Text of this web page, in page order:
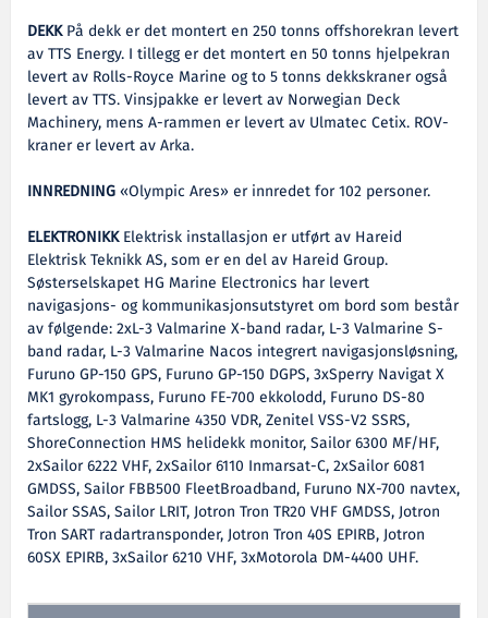
DEKKPå dekk er det montert en 250 tonns offshorekran levert
av TTS Energy. I tillegg er det montert en 50 tonns hjelpekran
levert av Rolls-Royce Marine og to 5 tonns dekkskraner også
levert av TTS. Vinsjpakke er levert av Norwegian Deck
Machinery, mens A-rammen er levert av Ulmatec Cetix. ROV-
kraner er levert av Arka.
INNREDNING«Olympic Ares» er innredet for 102 personer.
ELEKTRONIKKElektrisk installasjon er utført av Hareid
Elektrisk Teknikk AS, som er en del av Hareid Group.
Søsterselskapet HG Marine Electronics har levert
navigasjons- og kommunikasjonsutstyret om bord som består
av følgende: 2xL-3 Valmarine X-band radar, L-3 Valmarine S-
band radar, L-3 Valmarine Nacos integrert navigasjonsløsning,
Furuno GP-150 GPS, Furuno GP-150 DGPS, 3xSperry Navigat X
MK1 gyrokompass, Furuno FE-700 ekkolodd, Furuno DS-80
fartslogg, L-3 Valmarine 4350 VDR, Zenitel VSS-V2 SSRS,
ShoreConnection HMS helidekk monitor, Sailor 6300 MF/HF,
2xSailor 6222 VHF, 2xSailor 6110 Inmarsat-C, 2xSailor 6081
GMDSS, Sailor FBB500 FleetBroadband, Furuno NX-700 navtex,
Sailor SSAS, Sailor LRIT, Jotron Tron TR20 VHF GMDSS, Jotron
Tron SART radartransponder, Jotron Tron 40S EPIRB, Jotron
60SX EPIRB, 3xSailor 6210 VHF, 3xMotorola DM-4400 UHF.